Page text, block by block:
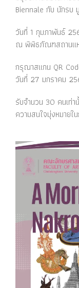
Biennale กับ นักรบ
วันที่ 1 กุมภาพันธ์
ณ พิพิธภัณฑสถานแ
กรุณาสแกน QR
วันที่ 27 มกราคม
รับจำนวน 30 คนเท่
ความสนใจมุ่งหมายใ